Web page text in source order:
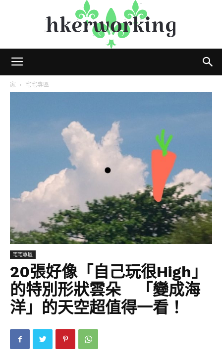
家 宅宅專區
宅宅專區
20張好像「自己玩很High」
的特別形狀雲朵 「變成海
洋」的天空超值得一看！